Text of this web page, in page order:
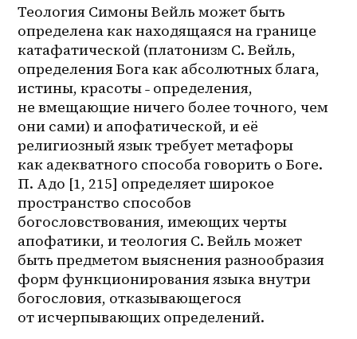
Теология Симоны Вейль может быть
определена как находящаяся на границе
катафатической (платонизм С. Вейль,
определения Бога как абсолютных блага,
истины, красоты ˗ определения,
не вмещающие ничего более точного, чем
они сами) и апофатической, и её
религиозный язык требует метафоры
как адекватного способа говорить о Боге.
П. Адо [1, 215] определяет широкое
пространство способов
богословствования, имеющих черты
апофатики, и теология C. Вейль может
быть предметом выяснения разнообразия
форм функционирования языка внутри
богословия, отказывающегося
от исчерпывающих определений.